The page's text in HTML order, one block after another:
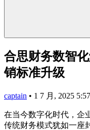
合思财务数智
销标准升级
captain • 1 7 月, 2025
在当今数字化时代，企
传统财务模式犹如一座